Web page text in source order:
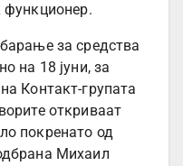
функционер.
за средства
на 18 јуни, за
Контакт-групата
откриваат
покренато од
Михаил